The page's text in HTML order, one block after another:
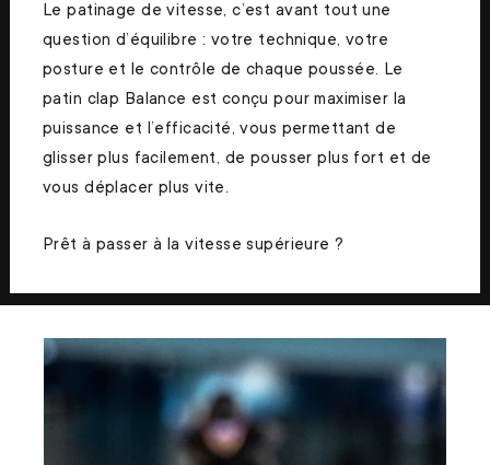
Le patinage de vitesse, c’est avant tout une
question d’équilibre : votre technique, votre
posture et le contrôle de chaque poussée. Le
patin clap Balance est conçu pour maximiser la
puissance et l’efficacité, vous permettant de
glisser plus facilement, de pousser plus fort et de
vous déplacer plus vite.
Prêt à passer à la vitesse supérieure ?